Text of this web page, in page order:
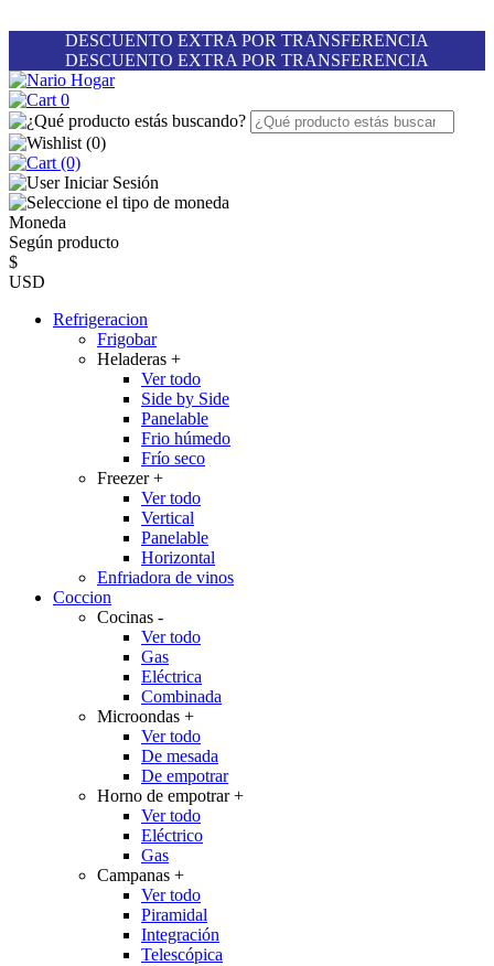
DESCUENTO EXTRA POR TRANSFERENCIA
DESCUENTO EXTRA POR TRANSFERENCIA
0
(0)
(0)
Iniciar Sesión
Moneda
Según producto
$
USD
Refrigeracion
Frigobar
Heladeras +
Ver todo
Side by Side
Panelable
Frio húmedo
Frío seco
Freezer+
Ver todo
Vertical
Panelable
Horizontal
Enfriadora de vinos
Coccion
Cocinas -
Ver todo
Gas
Eléctrica
Combinada
Microondas +
Ver todo
De mesada
De empotrar
Horno de empotrar+
Ver todo
Eléctrico
Gas
Campanas +
Ver todo
Piramidal
Integración
Telescópica